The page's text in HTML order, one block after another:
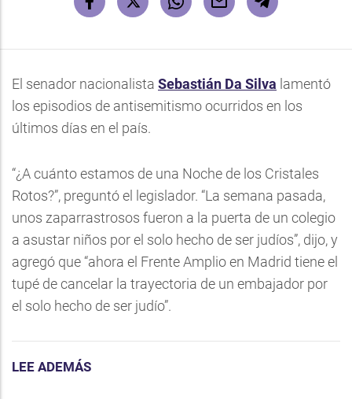
El senador nacionalista Sebastián Da Silva lamentó
los episodios de antisemitismo ocurridos en los
últimos días en el país.
“¿A cuánto estamos de una Noche de los Cristales
Rotos?”, preguntó el legislador. “La semana pasada,
unos zaparrastrosos fueron a la puerta de un colegio
a asustar niños por el solo hecho de ser judíos”, dijo, y
agregó que “ahora el Frente Amplio en Madrid tiene el
tupé de cancelar la trayectoria de un embajador por
el solo hecho de ser judío”.
LEE ADEMÁS